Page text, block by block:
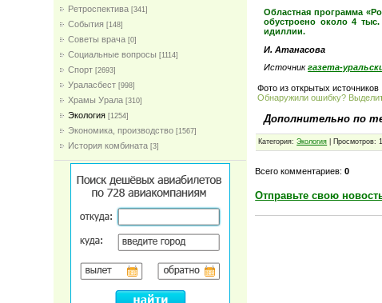
Ретроспектива [341]
События [148]
Советы врача [0]
Социальные вопросы [1114]
Спорт [2693]
Ураласбест [998]
Храмы Урала [310]
Экология [1254]
Экономика, производство [1567]
История комбината [3]
Областная программа
обустроено около 4
идиллии.
И. Атанасова
Источник газета-
Фото из открытых источников
Обнаружили ошибку?
Дополнительно по
Категория:Экология | Просмотров:
Всего комментариев:0
Отправьте свою